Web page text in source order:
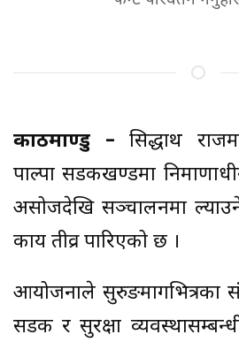
काठमाण्डु – सिद्धार्थ
पाल्पा सडकखण्डमा
असोजदेखि सञ्चालनमा ल्याउने
कार्य तीव्र पारिएको छ ।
आयोजनाले सुरुङमार्गभित्रका
सडक र सुरक्षा